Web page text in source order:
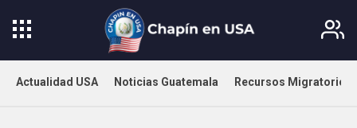
Actualidad USA Noticias Guatemala Recursos Migratorios